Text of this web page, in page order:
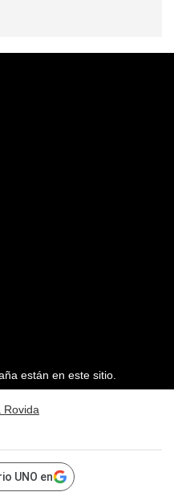
están en este sitio.
Rovida
UNO en